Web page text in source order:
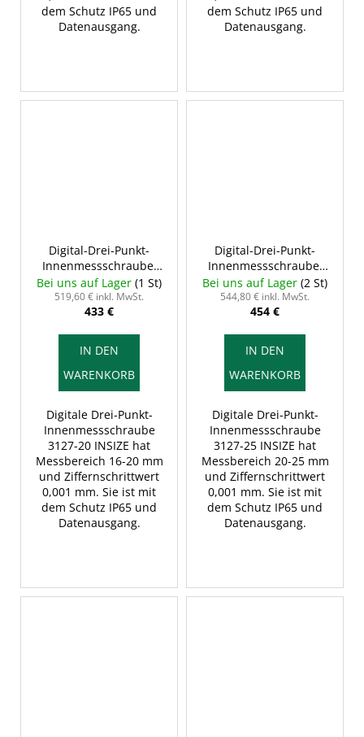
dem Schutz IP65 und
Datenausgang.
dem Schutz IP65 und
Datenausgang.
Digital-Drei-Punkt-
Innenmessschraube,
16-20/0,001 mm, Typ C,
INSIZE 3127-20
Bei uns auf Lager (1 St)
519,60 € inkl. MwSt.
433 €
IN DEN
WARENKORB
Digitale Drei-Punkt-
Innenmessschraube
3127-20 INSIZE hat
Messbereich 16-20 mm
und Ziffernschrittwert
0,001 mm. Sie ist mit
dem Schutz IP65 und
Datenausgang.
Digital-Drei-Punkt-
Innenmessschraube,
20-25/0,001 mm, Typ C,
INSIZE 3127-25
Bei uns auf Lager (2 St)
544,80 € inkl. MwSt.
454 €
IN DEN
WARENKORB
Digitale Drei-Punkt-
Innenmessschraube
3127-25 INSIZE hat
Messbereich 20-25 mm
und Ziffernschrittwert
0,001 mm. Sie ist mit
dem Schutz IP65 und
Datenausgang.